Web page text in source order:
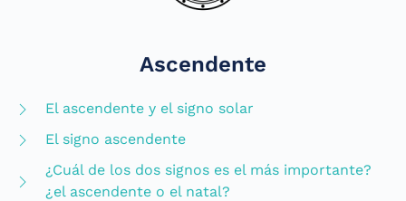
Ascendente
El ascendente y el signo solar
El signo ascendente
¿Cuál de los dos signos es el más importante?
¿el ascendente o el natal?